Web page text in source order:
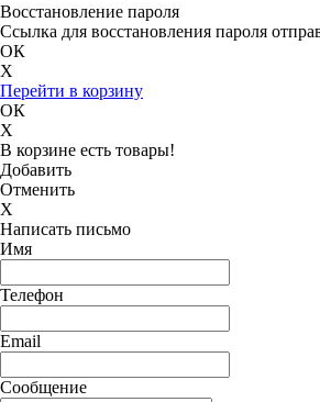
Восстановление пароля
Ссылка для восстановления пароля
ОК
X
Перейти в корзину
ОК
X
В корзине есть товары!
Добавить
Отменить
X
Написать письмо
Имя
Телефон
Email
Сообщение